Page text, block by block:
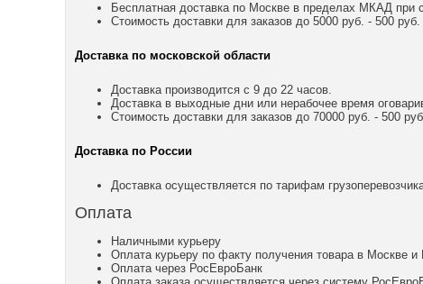
Бесплатная доставка по Москве в пределах МКАД при
Стоимость доставки для заказов до 5000 руб. - 500 руб.
Доставка по московской области
Доставка производится с 9 до 22 часов.
Доставка в выходные дни или нерабочее время
Стоимость доставки для заказов до 70000 руб. - 500
Доставка по России
Доставка осуществляется по тарифам
Оплата
Наличными курьеру
Оплата курьеру по факту получения товара в Москве
Оплата через РосЕвроБанк